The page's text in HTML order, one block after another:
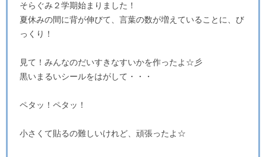
そらぐみ２学期始まりました！
夏休みの間に背が伸びて、言葉の数が増えていることに、び
っくり！
見て！みんなのだいすきなすいかを作ったよ☆彡
黒いまるいシールをはがして・・・
ペタッ！ペタッ！
小さくて貼るの難しいけれど、頑張ったよ☆